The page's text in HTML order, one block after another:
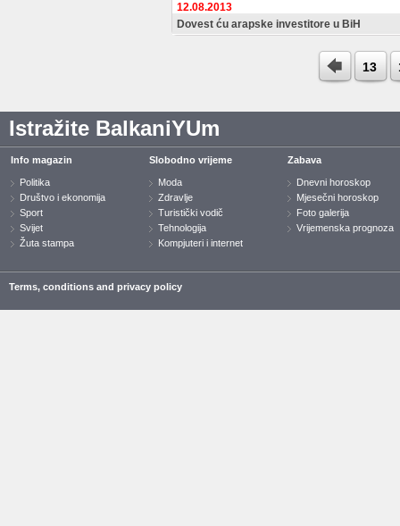
12.08.2013
Dovest ću arapske investitore u BiH
13
Istražite BalkaniYUm
Info magazin
Politika
Društvo i ekonomija
Sport
Svijet
Žuta stampa
Slobodno vrijeme
Moda
Zdravlje
Turistički vodič
Tehnologija
Kompjuteri i internet
Zabava
Dnevni horoskop
Mjesečni horoskop
Foto galerija
Vrijemenska prognoza
Terms, conditions and privacy policy